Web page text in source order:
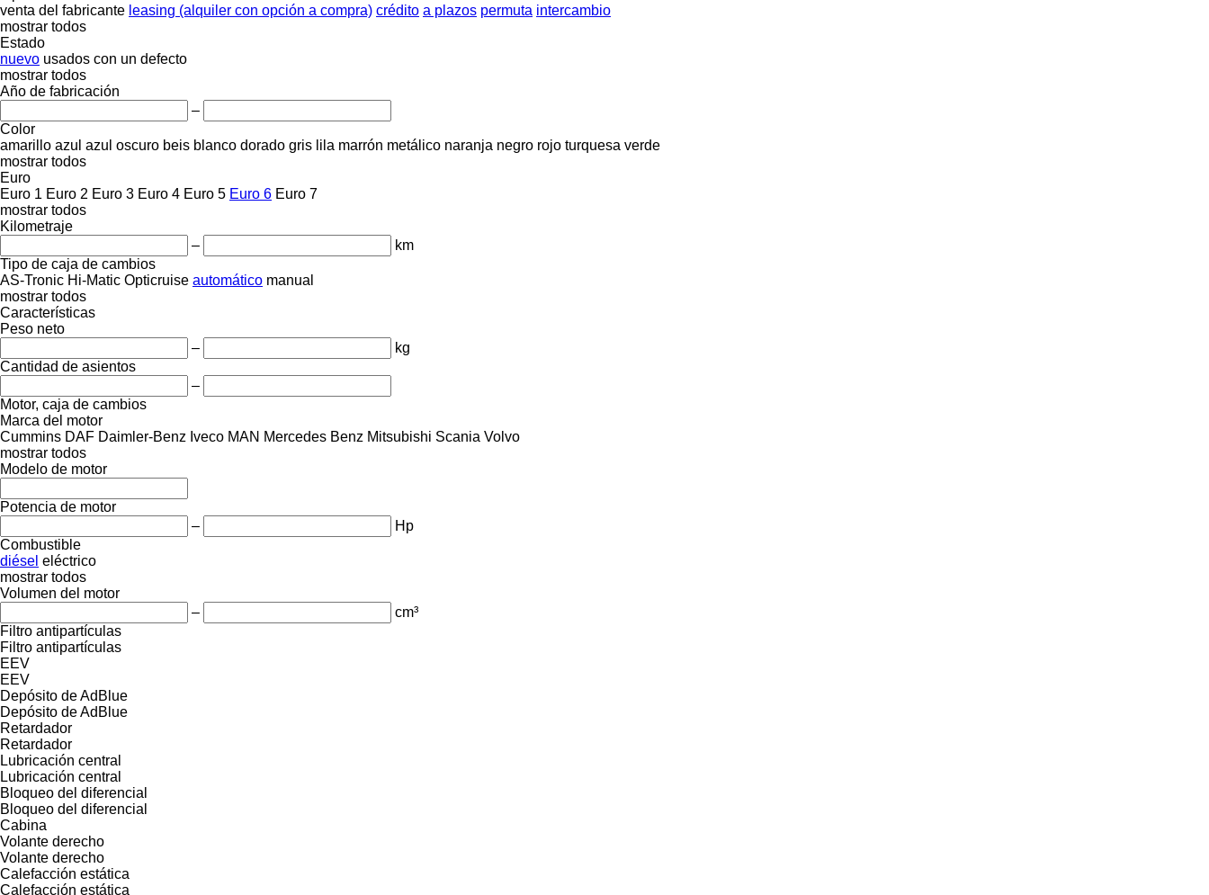
venta del fabricante leasing (alquiler con opción a compra) crédito a plazos permuta intercambio
mostrar todos
Estado
nuevo usados con un defecto
mostrar todos
Año de fabricación
–
Color
amarillo azul azul oscuro beis blanco dorado gris lila marrón metálico naranja negro rojo turquesa verde
mostrar todos
Euro
Euro 1 Euro 2 Euro 3 Euro 4 Euro 5 Euro 6 Euro 7
mostrar todos
Kilometraje
–
km
Tipo de caja de cambios
AS-Tronic Hi-Matic Opticruise automático manual
mostrar todos
Características
Peso neto
–
kg
Cantidad de asientos
–
Motor, caja de cambios
Marca del motor
Cummins DAF Daimler-Benz Iveco MAN Mercedes Benz Mitsubishi Scania Volvo
mostrar todos
Modelo de motor
Potencia de motor
–
Hp
Combustible
diésel eléctrico
mostrar todos
Volumen del motor
–
cm³
Filtro antipartículas
Filtro antipartículas
EEV
EEV
Depósito de AdBlue
Depósito de AdBlue
Retardador
Retardador
Lubricación central
Lubricación central
Bloqueo del diferencial
Bloqueo del diferencial
Cabina
Volante derecho
Volante derecho
Calefacción estática
Calefacción estática